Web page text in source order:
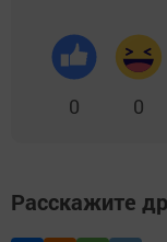
0 0
Расскажите